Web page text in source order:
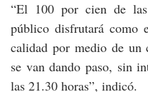
“El 100 por cien de
público disfrutará como
calidad por medio de un
se van dando paso, sin
las 21.30 horas”, indicó.